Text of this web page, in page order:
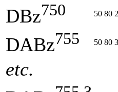
DBz750 50 80
DABz755 50 80
etc.